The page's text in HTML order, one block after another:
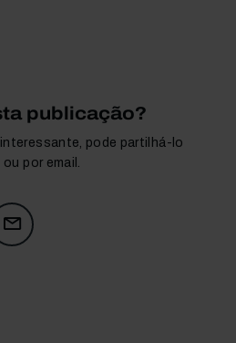
publicação?
pode partilhá-lo
por email.